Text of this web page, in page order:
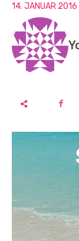
14. JANUAR 2016